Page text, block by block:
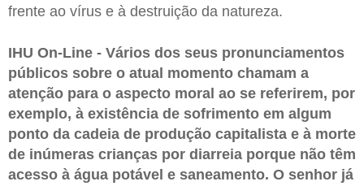
frente ao vírus e à destruição da natureza.
IHU On-Line - Vários dos seus pronunciamentos
públicos sobre o atual momento chamam a
atenção para o aspecto moral ao se referirem, por
exemplo, à existência de sofrimento em algum
ponto da cadeia de produção capitalista e à morte
de inúmeras crianças por diarreia porque não têm
acesso à água potável e saneamento. O senhor já